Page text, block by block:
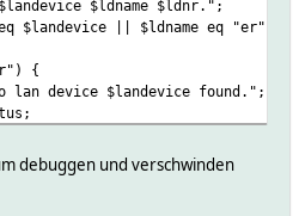
$ldname $ldnr.";
|| $ldname eq "er");
{
device $landevice found.";
usr/bin/ssh -2 -i ~/.ssh/id_rsa
lan device $landevice is
debuggen und verschwinden